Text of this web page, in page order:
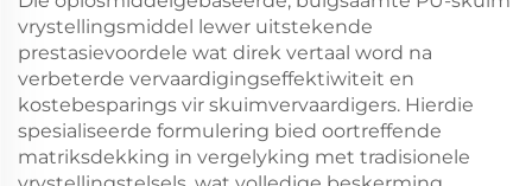
vrystellingsmiddel lewer uitstekende
prestasievoordele wat direk vertaal word na
verbeterde vervaardigingseffektiwiteit en
kostebesparings vir skuimvervaardigers. Hierdie
spesialiseerde formulering bied oortreffende
matriksdekking in vergelyking met tradisionele